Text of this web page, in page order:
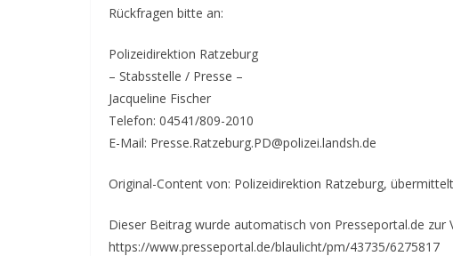
Rückfragen bitte an:
Polizeidirektion Ratzeburg
– Stabsstelle / Presse –
Jacqueline Fischer
Telefon: 04541/809-2010
E-Mail: Presse.Ratzeburg.PD@polizei.landsh.de
Original-Content von: Polizeidirektion Ratzeburg,
Dieser Beitrag wurde automatisch von Presseportal.de zur
https://www.presseportal.de/blaulicht/pm/43735/6275817